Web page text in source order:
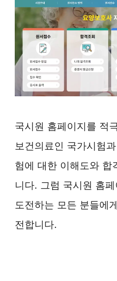
국시원 홈페이지를 적
보건의료인 국가시험
험에 대한 이해도와 합
니다. 그럼 국시원 홈
도전하는 모든 분들에
전합니다.